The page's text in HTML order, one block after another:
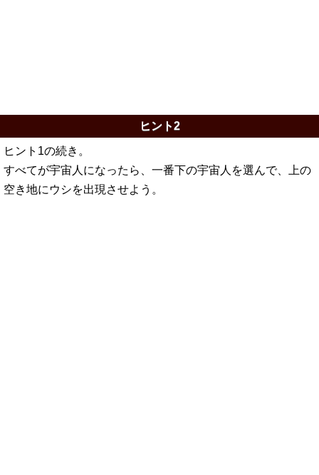
ヒント2
ヒント1の続き。
すべてが宇宙人になったら、一番下の宇宙人を選んで、上の
空き地にウシを出現させよう。